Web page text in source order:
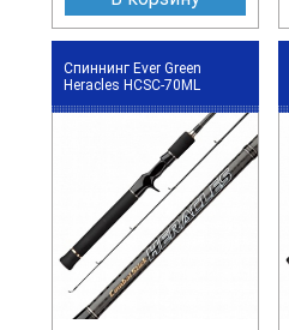
Спиннинг Ever Green
Heracles HCSC-70ML